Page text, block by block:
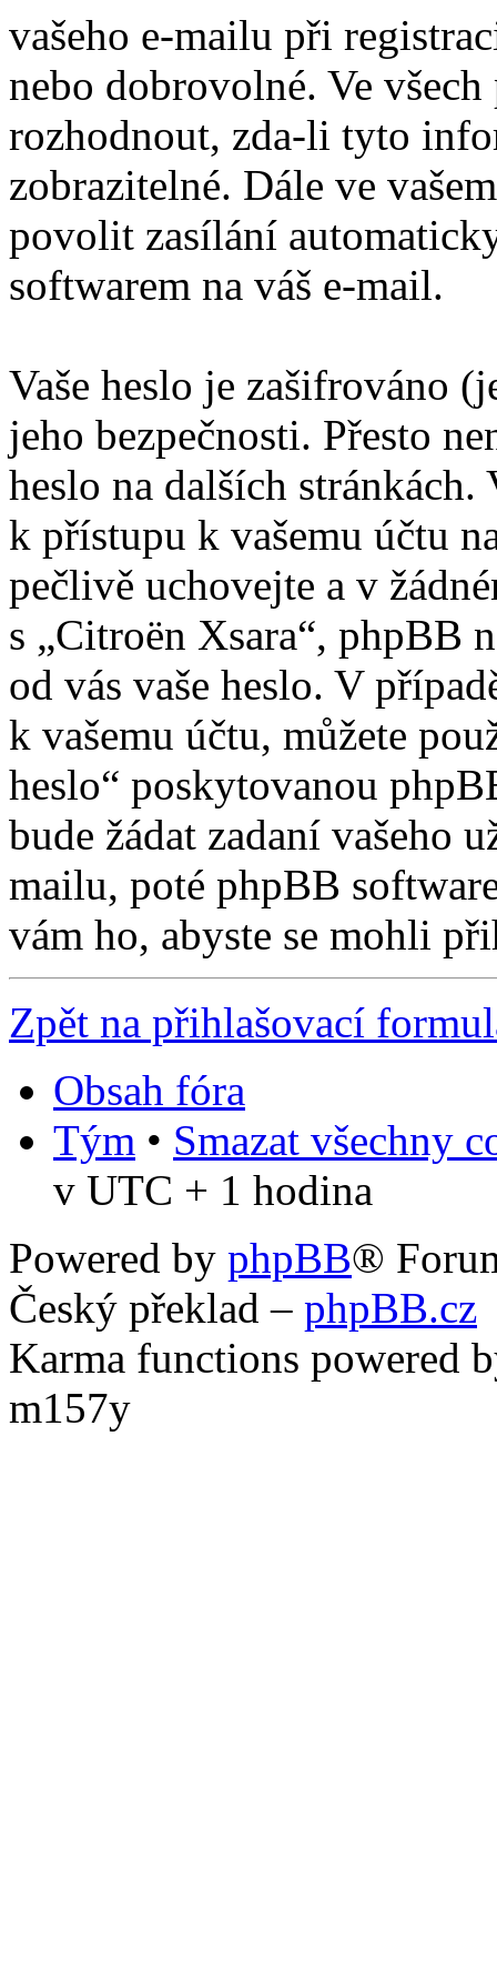
vašeho e-mailu při
nebo dobrovolné. Ve
rozhodnout, zda-li tyto
zobrazitelné. Dále ve
povolit zasílání
softwarem na váš e-mail.
Vaše heslo je zašifrováno
jeho bezpečnosti. Přesto
heslo na dalších stránkách.
k přístupu k vašemu účtu
pečlivě uchovejte a v
s „Citroën Xsara“, phpBB
od vás vaše heslo. V
k vašemu účtu, můžete
heslo“ poskytovanou
bude žádat zadaní vašeho
mailu, poté phpBB
vám ho, abyste se mohli
Zpět na přihlašovací
Obsah fóra
Tým • Smazat všechny
v UTC + 1 hodina
Powered by phpBB®
Český překlad – phpBB.cz
Karma functions powered
m157y